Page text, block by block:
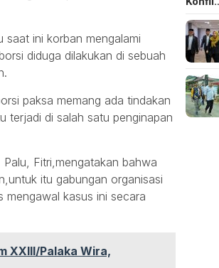
ini korban mengalami
diduga dilakukan di sebuah
paksa memang ada tindakan
terjadi di salah satu penginapan
Fitri,mengatakan bahwa
itu gabungan organisasi
mengawal kasus ini secara
XXIII/Palaka Wira,